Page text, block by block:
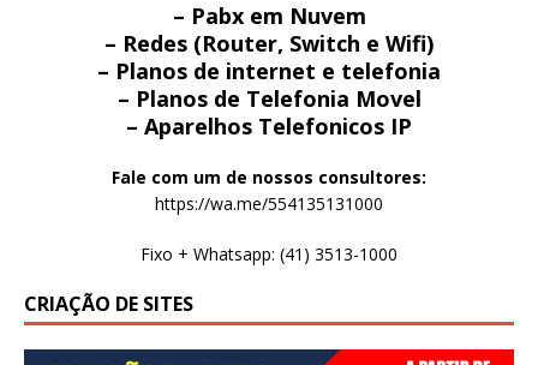
– Pabx em Nuvem
– Redes (Router, Switch e Wifi)
– Planos de internet e telefonia
– Planos de Telefonia Movel
– Aparelhos Telefonicos IP
Fale com um de nossos consultores:
https://wa.me/554135131000
Fixo + Whatsapp: (41) 3513-1000
CRIAÇÃO DE SITES